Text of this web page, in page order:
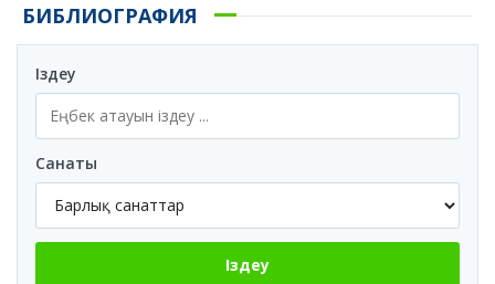
БИБЛИОГРАФИЯ
Іздеу
Санаты
Іздеу